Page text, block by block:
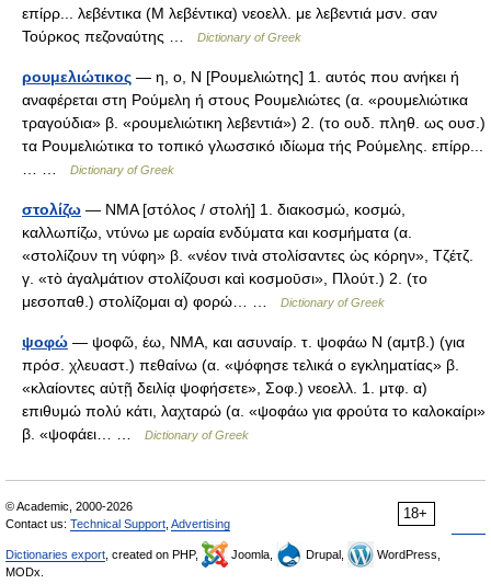
επίρρ... λεβέντικα (Μ λεβέντικα) νεοελλ. με λεβεντιά μσν. σαν
Τούρκος πεζοναύτης …
Dictionary of Greek
ρουμελιώτικος — η, ο, Ν [Ρουμελιώτης] 1. αυτός που ανήκει ή
αναφέρεται στη Ρούμελη ή στους Ρουμελιώτες (α. «ρουμελιώτικα
τραγούδια» β. «ρουμελιώτικη λεβεντιά») 2. (το ουδ. πληθ. ως ουσ.)
τα Ρουμελιώτικα το τοπικό γλωσσικό ιδίωμα τής Ρούμελης. επίρρ...
Dictionary of Greek
στολίζω — ΝΜΑ [στόλος / στολή] 1. διακοσμώ, κοσμώ,
καλλωπίζω, ντύνω με ωραία ενδύματα και κοσμήματα (α.
«στολίζουν τη νύφη» β. «νέον τινὰ στολίσαντες ὡς κόρην», Τζέτζ.
γ. «τὸ ἀγαλμάτιον στολίζουσι καὶ κοσμοῡσι», Πλούτ.) 2. (το
μεσοπαθ.) στολίζομαι α) φορώ… …
Dictionary of Greek
ψοφώ — ψοφῶ, έω, ΝΜΑ, και ασυναίρ. τ. ψοφάω Ν (αμτβ.) (για
πρόσ. χλευαστ.) πεθαίνω (α. «ψόφησε τελικά ο εγκληματίας» β.
«κλαίοντες αὐτῇ δειλίᾳ ψοφήσετε», Σοφ.) νεοελλ. 1. μτφ. α)
επιθυμώ πολύ κάτι, λαχταρώ (α. «ψοφάω για φρούτα το καλοκαίρι»
β. «ψοφάει… …
Dictionary of Greek
18+
© Academic, 2000-2026
Contact us: Technical Support Advertising
Dictionaries export , created on PHP, Joomla, Drupal,
WordPress,
MODx.